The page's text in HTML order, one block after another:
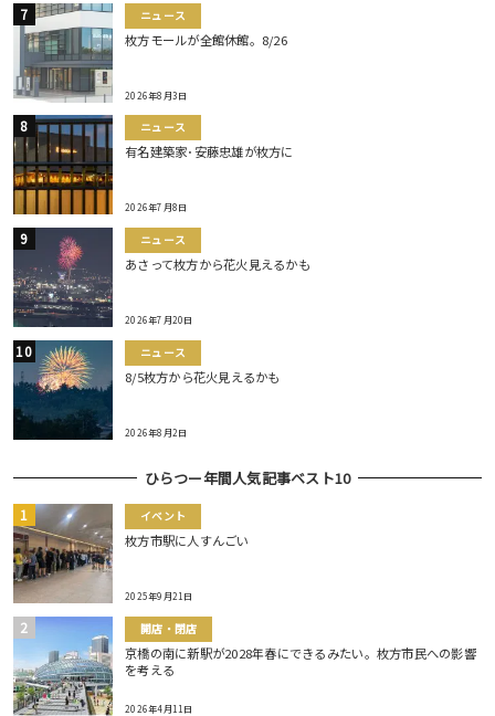
ニュース
枚方モールが全館休館。8/26
2026年8月3日
ニュース
有名建築家･安藤忠雄が枚方に
2026年7月8日
ニュース
あさって枚方から花火見えるかも
2026年7月20日
ニュース
8/5枚方から花火見えるかも
2026年8月2日
ひらつー年間人気記事ベスト10
イベント
枚方市駅に人すんごい
2025年9月21日
開店・閉店
京橋の南に新駅が2028年春にできるみたい。枚方市民への影響
を考える
2026年4月11日